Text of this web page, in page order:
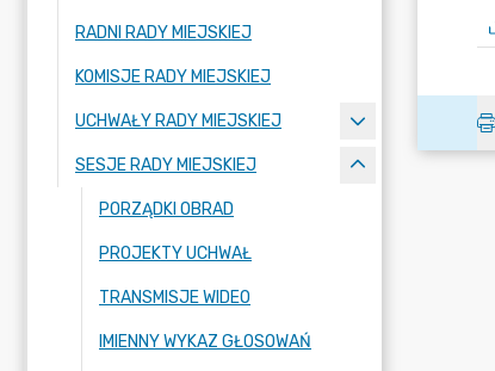
RADNI RADY MIEJSKIEJ
KOMISJE RADY MIEJSKIEJ
UCHWAŁY RADY MIEJSKIEJ
SESJE RADY MIEJSKIEJ
PORZĄDKI OBRAD
PROJEKTY UCHWAŁ
TRANSMISJE WIDEO
IMIENNY WYKAZ GŁOSOWAŃ